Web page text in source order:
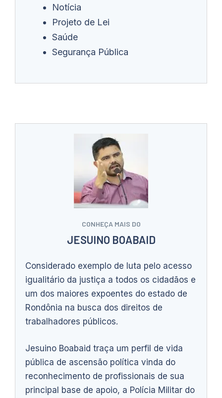
Notícia
Projeto de Lei
Saúde
Segurança Pública
CONHEÇA MAIS DO
JESUINO BOABAID
Considerado exemplo de luta pelo acesso
igualitário da justiça a todos os cidadãos e
um dos maiores expoentes do estado de
Rondônia na busca dos direitos de
trabalhadores públicos.
Jesuino Boabaid traça um perfil de vida
pública de ascensão política vinda do
reconhecimento de profissionais de sua
principal base de apoio, a Polícia Militar do